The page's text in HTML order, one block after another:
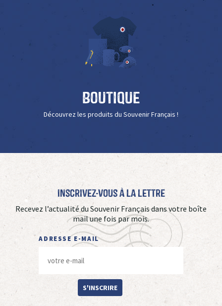
Boutique
Découvrez les produits du Souvenir Français !
Inscrivez-vous à La Lettre
Recevez l’actualité du Souvenir Français dans votre boîte
mail une fois par mois.
ADRESSE E-MAIL
S'INSCRIRE